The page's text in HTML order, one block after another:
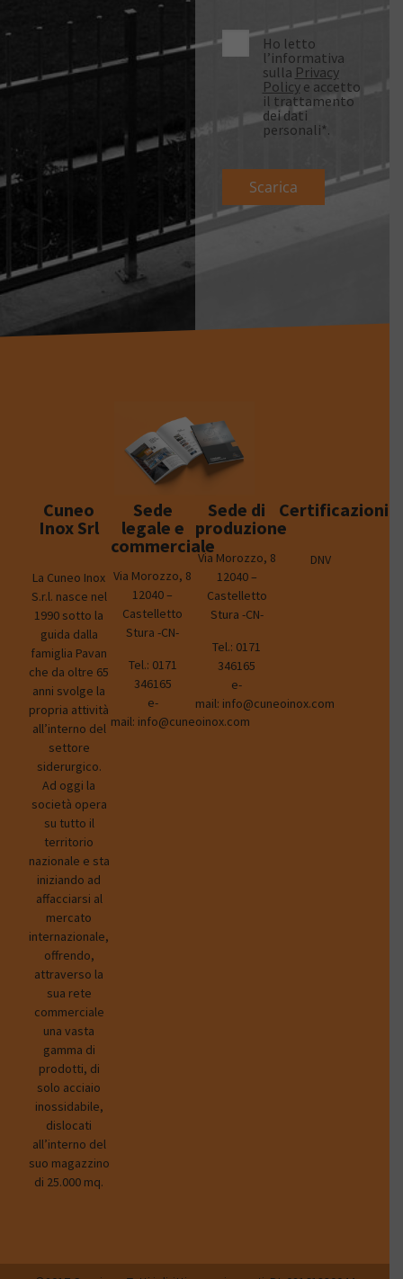
Ho letto
l’informativa
sulla Privacy
Policye accetto
il trattamento
dei dati
personali*.
Cuneo
Inox Srl
La Cuneo Inox
S.r.l. nasce nel
1990 sotto la
guida dalla
famiglia Pavan
che da oltre 65
anni svolge la
propria attività
all’interno del
settore
siderurgico.
Ad oggi la
società opera
su tutto il
territorio
nazionale e sta
iniziando ad
affacciarsi al
mercato
internazionale,
offrendo,
attraverso la
sua rete
commerciale
una vasta
gamma di
prodotti, di
solo acciaio
inossidabile,
dislocati
all’interno del
suo magazzino
di 25.000 mq.
Sede
legale e
commerciale
Via Morozzo, 8
12040 –
Castelletto
Stura -CN-
Tel.: 0171
346165
e-
mail: info@cuneoinox.com
Sede di
produzione
Via Morozzo, 8
12040 –
Castelletto
Stura -CN-
Tel.: 0171
346165
e-
mail: info@cuneoinox.com
Certificazioni
DNV